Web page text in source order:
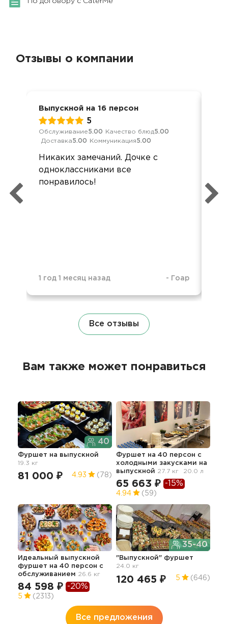
Отзывы о компании
Выпускной на 16 персон
5
Обслуживание5.00 Качество блюд5.00
Доставка5.00 Коммуникация5.00
Никаких замечаний. Дочке с
одноклассниками все
понравилось!
1 год 1 месяц назад - Гоар
Все отзывы
Вам также может понравиться
40
Фуршет на выпускной
19.3 кг
81 000 ₽ 4.93 (78)
Фуршет на 40 персон с
холодными закусками на
выпускной 27.7 кг 20.0 л
65 663 ₽ -15%
4.94 (59)
Идеальный выпускной
фуршет на 40 персон с
обслуживанием 26.6 кг
84 598 ₽ -20%
5 (2313)
35-40
"Выпускной" фуршет
24.0 кг
120 465 ₽ 5 (646)
Все предложения